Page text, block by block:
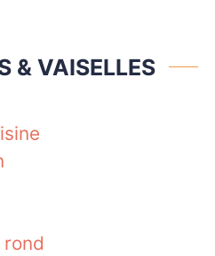
& VAISELLES